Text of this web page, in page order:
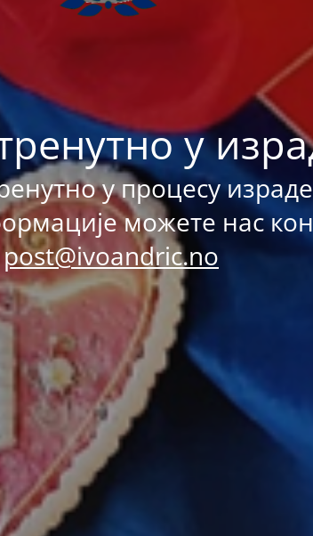
тренутно у
у процесу
можете нас
post@ivoandric.no